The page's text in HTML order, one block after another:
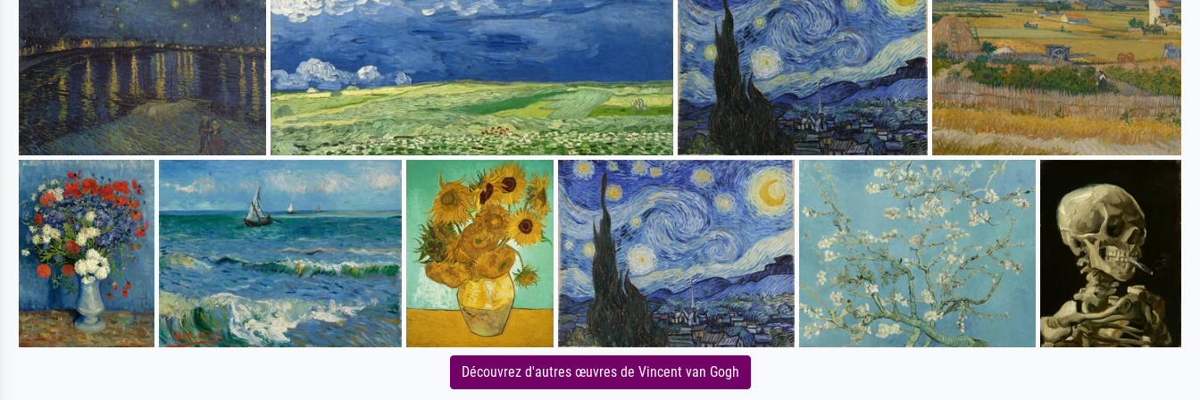
Découvrez d'autres œuvres de Vincent van Gogh